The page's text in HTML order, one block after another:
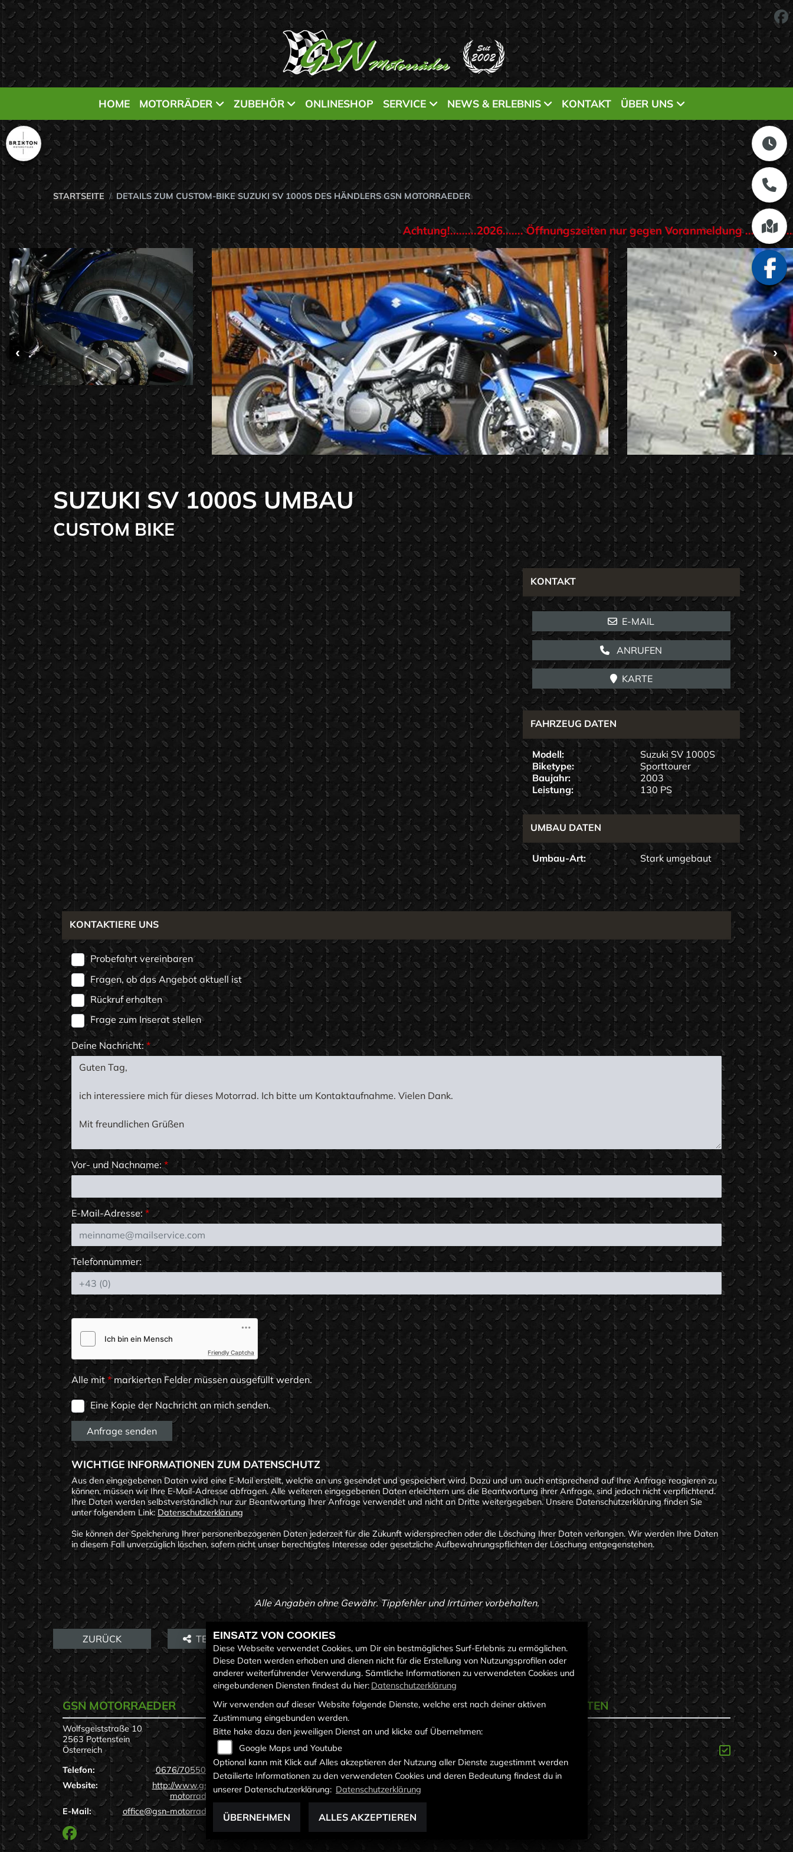
HOME MOTORRÄDER ZUBEHÖR ONLINESHOP SERVICE NEWS & ERLEBNIS KONTAKT ÜBER UNS
STARTSEITE DETAILS ZUM CUSTOM-BIKE SUZUKI SV 1000S DES HÄNDLERS GSN MOTORRAEDER
Achtung!.........2026....... Öffnungszeiten nur gegen Voranmeldung ................Achtung!.........2026.......
SUZUKI SV 1000S UMBAU
CUSTOM BIKE
KONTAKT
E-MAIL
ANRUFEN
KARTE
FAHRZEUG DATEN
Modell:
Suzuki SV 1000S
Biketype:
Sporttourer
Baujahr:
2003
Leistung:
130 PS
UMBAU DATEN
Umbau-Art: Stark umgebaut
KONTAKTIERE UNS
Probefahrt vereinbaren
Fragen, ob das Angebot aktuell ist
Rückruf erhalten
Frage zum Inserat stellen
Deine Nachricht: *
Vor- und Nachname:*
E-Mail-Adresse: *
Telefonnummer:
Friendly Captcha
Alle mit*markierten Felder müssen ausgefüllt werden.
Eine Kopie der Nachricht an mich senden.
Anfrage senden
WICHTIGE INFORMATIONEN ZUM DATENSCHUTZ
Aus den eingegebenen Daten wird eine E-Mail erstellt, welche an uns gesendet und gespeichert wird. Dazu und um auch entsprechend auf Ihre Anfrage reagieren zu
können, müssen wir Ihre E-Mail-Adresse abfragen. Alle weiteren eingegebenen Daten erleichtern uns die Beantwortung ihrer Anfrage, sind jedoch nicht verpflichtend.
Ihre Daten werden selbstverständlich nur zur Beantwortung Ihrer Anfrage verwendet und nicht an Dritte weitergegeben. Unsere Datenschutzerklärung finden Sie
unter folgendem Link: Datenschutzerklärung
Sie können der Speicherung Ihrer personenbezogenen Daten jederzeit für die Zukunft widersprechen oder die Löschung Ihrer Daten verlangen. Wir werden Ihre Daten
in diesem Fall unverzüglich löschen, sofern nicht unser berechtigtes Interesse oder gesetzliche Aufbewahrungspflichten der Löschung entgegenstehen.
Alle Angaben ohne Gewähr. Tippfehler und Irrtümer vorbehalten.
ZURÜCK TEILEN
GSN MOTORRAEDER
Wolfsgeiststraße 10
2563 Pottenstein
Österreich
Telefon:
0676/7055000
Website:
http://www.gsn-
motorrad.at
E-Mail:
office@gsn-motorrad.at
LINKS
Unternehmen
Gebrauchtfahrzeuge
Service
RECHTLICHES
AGB
Datenschutz
Disclaimer
Barrierefreiheit
ÖFFNUNGSZEITEN
EINSATZ VON COOKIES
Diese Webseite verwendet Cookies, um Dir ein bestmögliches Surf-Erlebnis zu ermöglichen.
Diese Daten werden erhoben und dienen nicht für die Erstellung von Nutzungsprofilen oder
anderer weiterführender Verwendung. Sämtliche Informationen zu verwendeten Cookies und
eingebundenen Diensten findest du hier: Datenschutzerklärung
Wir verwenden auf dieser Website folgende Dienste, welche erst nach deiner aktiven
Zustimmung eingebunden werden.
Bitte hake dazu den jeweiligen Dienst an und klicke auf Übernehmen:
Google Maps und Youtube
Optional kann mit Klick auf Alles akzeptieren der Nutzung aller Dienste zugestimmt werden
Detailierte Informationen zu den verwendeten Cookies und deren Bedeutung findest du in
unserer Datenschutzerklärung: Datenschutzerklärung
ÜBERNEHMEN ALLES AKZEPTIEREN